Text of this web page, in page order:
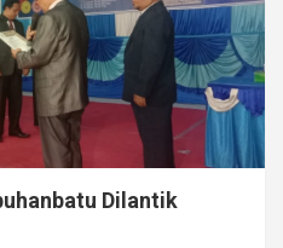
Dilantik